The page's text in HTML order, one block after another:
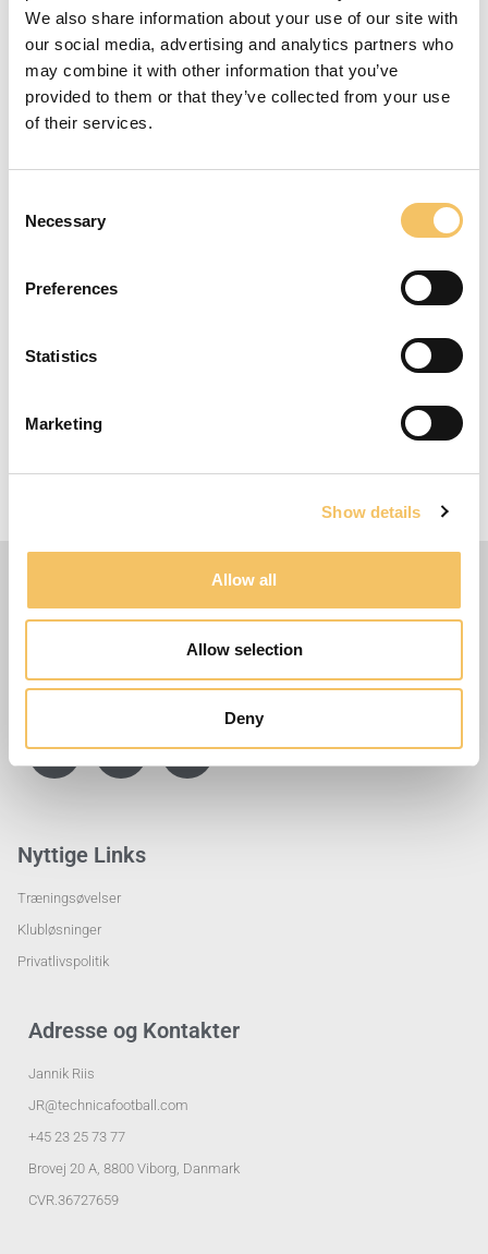
We also share information about your use of our site with
our social media, advertising and analytics partners who
may combine it with other information that you’ve
provided to them or that they’ve collected from your use
of their services.
Selection
Necessary
Preferences
Statistics
Marketing
Show details
Allow all
Allow selection
Deny
bold herefter med.
Instruktioner
Træneren starter med at løbe banen igennem
uden bold. Kroppens bevægelser vises klart -
Herefter viser træneren øvelsen med bold.
Udstyr
20 m x 20 m Omr책de
Øvelsen kan også afvikles i modsatte side, hvilket
giver nye udfordringer til spillernes tekniske
Nyttige Links
Træningsøvelser
Klubløsninger
Privatlivspolitik
Adresse og Kontakter
Jannik Riis
JR@technicafootball.com
+45 23 25 73 77
Brovej 20 A, 8800 Viborg, Danmark
CVR.36727659